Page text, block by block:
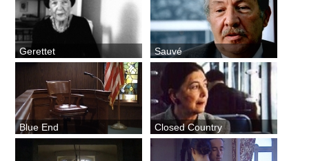
Gerettet Sauvé
Blue End Closed Country